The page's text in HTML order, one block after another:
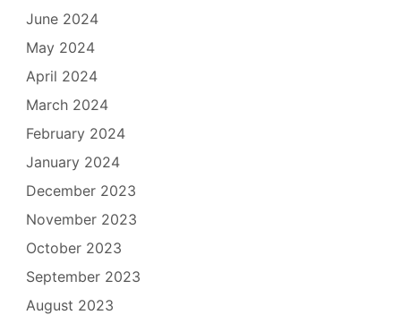
June 2024
May 2024
April 2024
March 2024
February 2024
January 2024
December 2023
November 2023
October 2023
September 2023
August 2023